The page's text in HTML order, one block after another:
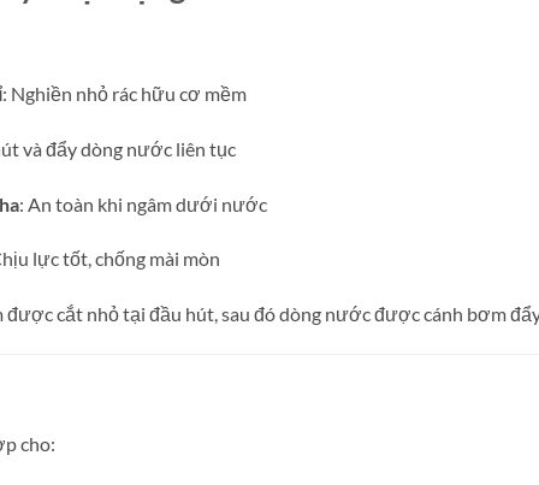
: Nghiền nhỏ rác hữu cơ mềm
và đẩy dòng nước liên tục
: An toàn khi ngâm dưới nước
lực tốt, chống mài mòn
được cắt nhỏ tại đầu hút, sau đó dòng nước được cánh bơm
cho: